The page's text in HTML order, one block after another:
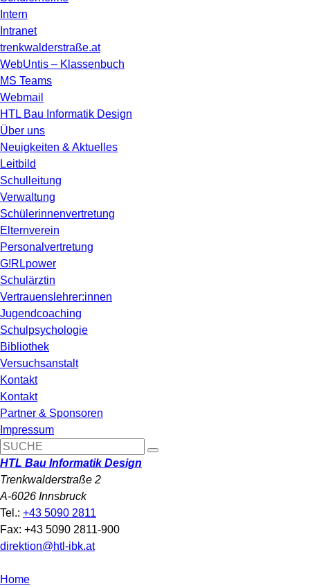
Intern
Intranet
trenkwalderstraße.at
WebUntis – Klassenbuch
MS Teams
Webmail
HTL Bau Informatik Design
Über uns
Neuigkeiten & Aktuelles
Leitbild
Schulleitung
Verwaltung
Schülerinnenvertretung
Elternverein
Personalvertretung
G!RLpower
Schulärztin
Vertrauenslehrer:innen
Jugendcoaching
Schulpsychologie
Bibliothek
Versuchsanstalt
Kontakt
Kontakt
Partner & Sponsoren
Impressum
HTL Bau Informatik Design
Trenkwalderstraße 2
A-6026 Innsbruck
Tel.: +43 5090 2811
Fax: +43 5090 2811-900
direktion@htl-ibk.at
Home